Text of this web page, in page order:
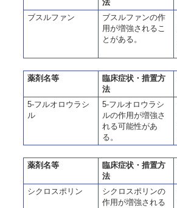
法
ブスルファン
ブスルファンの作
用が増強されるこ
とがある。
薬剤名等
臨床症状・措置方
法
5-フルオロウラシ
ル
5-フルオロウラシ
ルの作用が増強さ
れる可能性があ
る。
薬剤名等
臨床症状・措置方
法
シクロスポリン
シクロスポリンの
作用が増強される